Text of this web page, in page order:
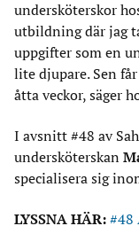
undersköterskor
utbildning där jag
uppgifter som en
lite djupare. Sen
åtta veckor, säger
I avsnitt #48 av
undersköterskan
specialisera sig
LYSSNA HÄR: #48